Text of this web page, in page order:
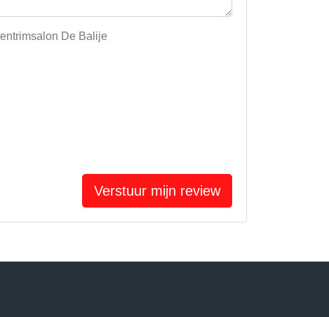
De Balije
Verstuur mijn review